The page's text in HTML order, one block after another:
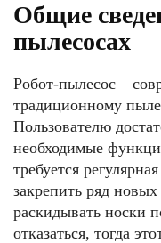
Общие
пылесосах
Робот-пылесос –
традиционному
Пользователю
необходимые
требуется
закрепить ряд
раскидывать носки
отказаться, тогда